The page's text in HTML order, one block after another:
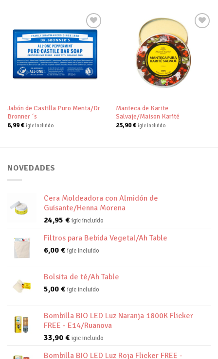
Añadir
a tu
lista de
deseos
Jabón de Castilla Puro Menta/Dr
Bronner ´s
6,99€ igic incluido
lista de
Manteca de Karite
Salvaje/Maison Karité
25,90€ igic incluido
NOVEDADES
Cera Moldeadora con Almidón de
Guisante/Henna Morena
24,95 € igic incluido
Filtros para Bebida Vegetal/Ah Table
6,00 € igic incluido
Bolsita de té/Ah Table
5,00 € igic incluido
Bombilla BIO LED Luz Naranja 1800K Flicker
FREE - E14/Ruanova
33,90 € igic incluido
Bombilla BIO LED Luz Roja Flicker FREE -